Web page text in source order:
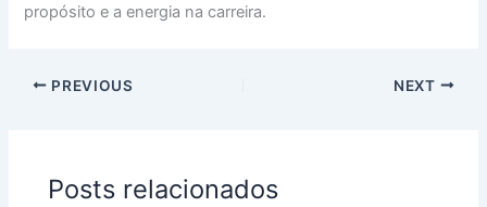
propósito e a energia na carreira.
PREVIOUS NEXT
Posts relacionados